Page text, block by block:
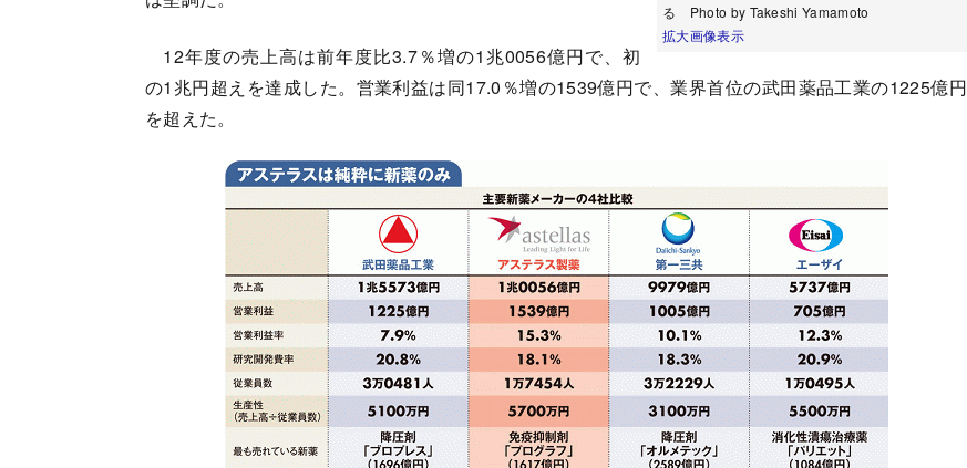
る Photo by Takeshi Yamamoto
拡大画像表示
12年度の売上高は前年度比3.7％増の1兆0056億円で、初
の1兆円超えを達成した。営業利益は同17.0％増の1539億円で、業界首位の武田薬品工業の1225億円
を超えた。